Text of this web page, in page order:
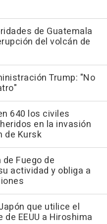
de Guatemala
del volcán de
Trump: "No
640 los civiles
en la invasión
de Kursk
Fuego de
actividad y obliga a
que utilice el
EEUU a Hiroshima